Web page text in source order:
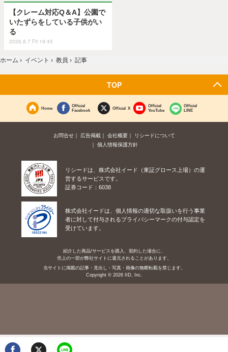
【クレーム対応Q＆A】公園で
いたずらをしている子供がい
る
2026.8.7 Fri 19:45
ホーム › イベント › 教員 › 記事
TOP
Home
Official
Facebook
Official X
Official
YouTube
Official
LINE
お問合せ 広告掲載 会社概要
リシードについて
個人情報保護方針
リシードは、株式会社イード（東証グロース上場）の運
営するサービスです。
証券コード：6038
株式会社イードは、個人情報の適切な取扱いを行う事業
者に対して付与されるプライバシーマークの付与認定を
受けています。
紹介した商品/サービスを購入、契約した場合に、
売上の一部が弊社サイトに還元されることがあります。
当サイトに掲載の記事・見出し・写真・画像の無断転載を禁じます。
Copyright © 2026 IID, Inc.